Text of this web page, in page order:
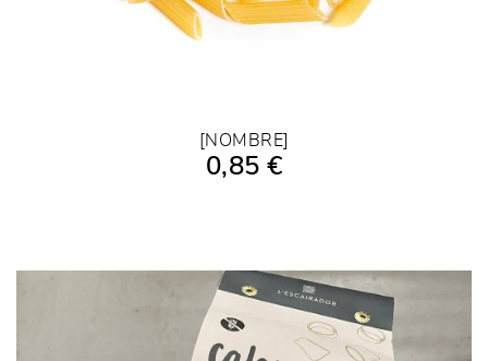
AÑADIR A LA COMPRA
[NOMBRE]
0,85 €